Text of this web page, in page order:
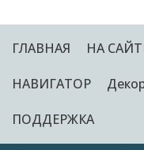
ГЛАВНАЯ НА
НАВИГАТОР
ПОДДЕРЖКА